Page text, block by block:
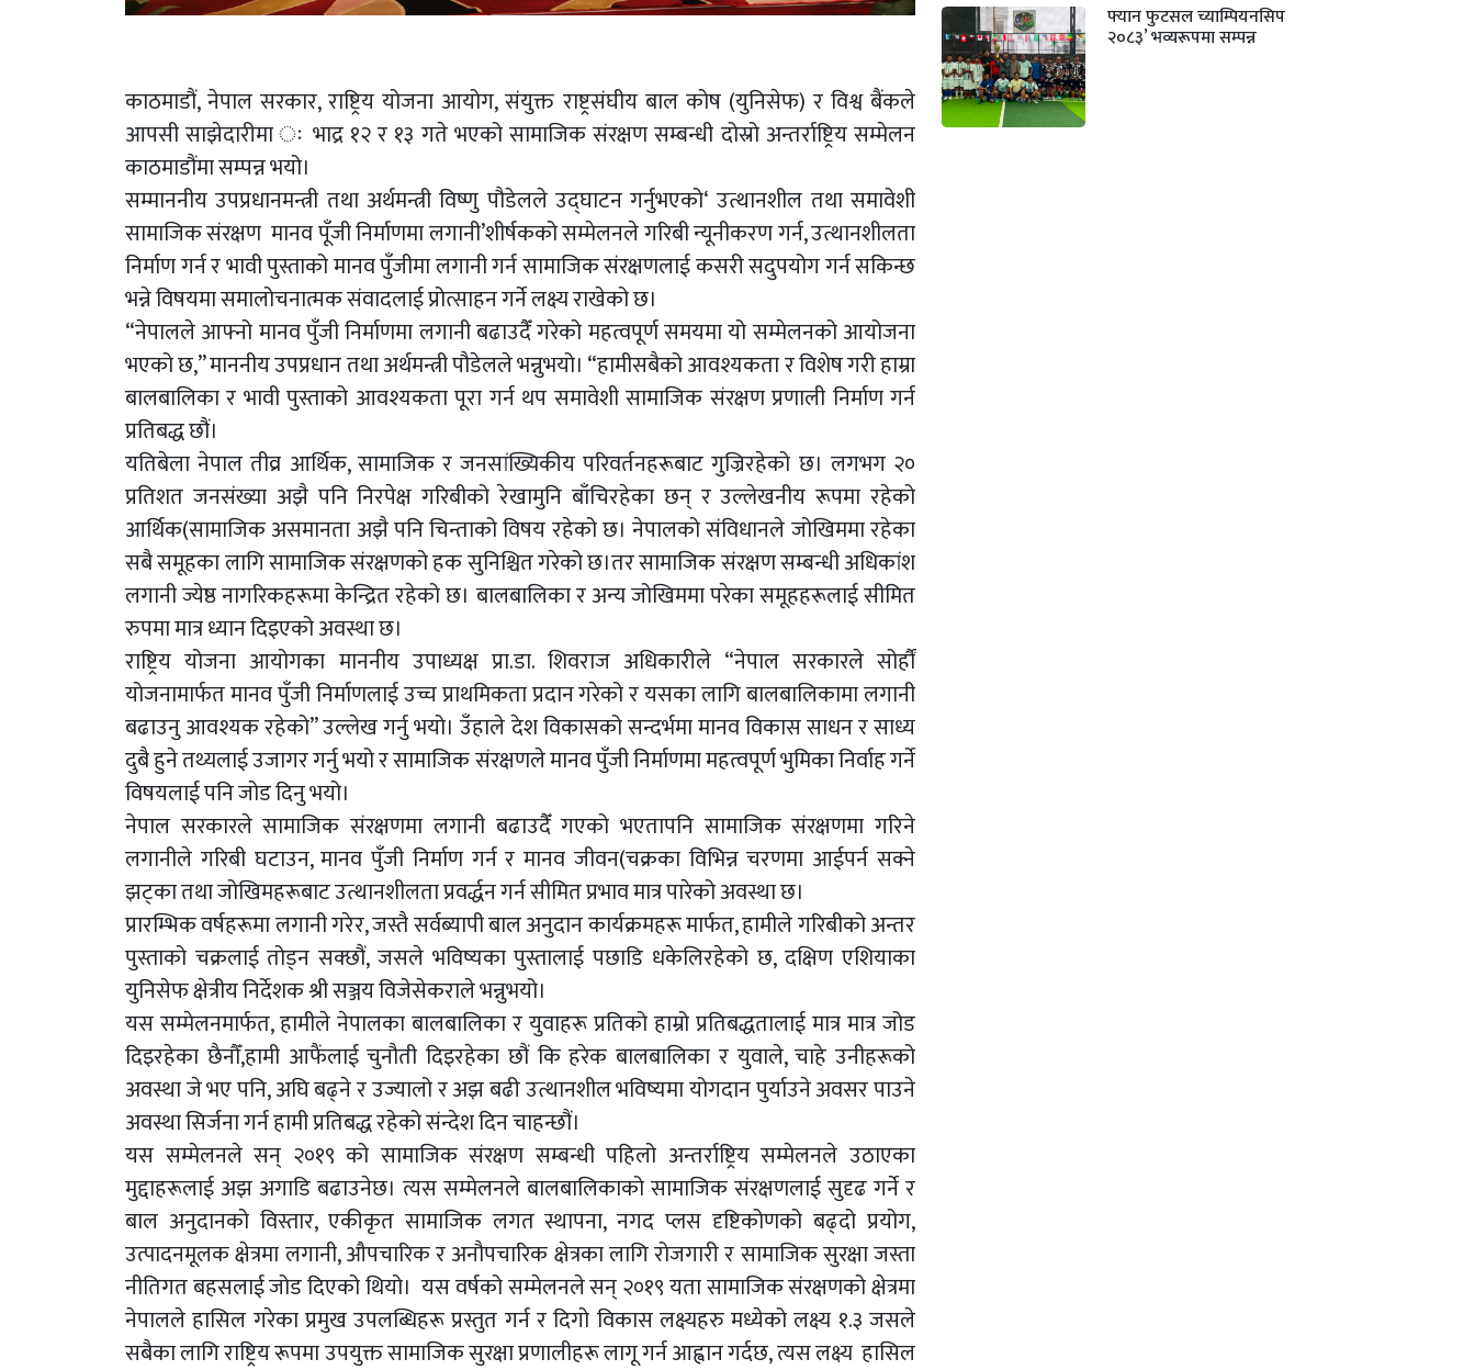
काठमाडौं, नेपाल सरकार, राष्ट्रिय योजना आयोग, संयुक्त राष्ट्रसंघीय बाल कोष (युनिसेफ) र विश्व बैंकले
आपसी साझेदारीमा ः भाद्र १२ र १३ गते भएको सामाजिक संरक्षण सम्बन्धी दोस्रो अन्तर्राष्ट्रिय सम्मेलन
काठमाडौंमा सम्पन्न भयो।
सम्माननीय उपप्रधानमन्त्री तथा अर्थमन्त्री विष्णु पौडेलले उद्घाटन गर्नुभएको‘ उत्थानशील तथा समावेशी
सामाजिक संरक्षण मानव पूँजी निर्माणमा लगानी’शीर्षकको सम्मेलनले गरिबी न्यूनीकरण गर्न, उत्थानशीलता
निर्माण गर्न र भावी पुस्ताको मानव पुँजीमा लगानी गर्न सामाजिक संरक्षणलाई कसरी सदुपयोग गर्न सकिन्छ
भन्ने विषयमा समालोचनात्मक संवादलाई प्रोत्साहन गर्ने लक्ष्य राखेको छ।
“नेपालले आफ्नो मानव पुँजी निर्माणमा लगानी बढाउदैँ गरेको महत्वपूर्ण समयमा यो सम्मेलनको आयोजना
भएको छ,” माननीय उपप्रधान तथा अर्थमन्त्री पौडेलले भन्नुभयो। “हामीसबैको आवश्यकता र विशेष गरी हाम्रा
बालबालिका र भावी पुस्ताको आवश्यकता पूरा गर्न थप समावेशी सामाजिक संरक्षण प्रणाली निर्माण गर्न
प्रतिबद्ध छौं।
यतिबेला नेपाल तीव्र आर्थिक, सामाजिक र जनसांख्यिकीय परिवर्तनहरूबाट गुज्रिरहेको छ। लगभग २०
प्रतिशत जनसंख्या अझै पनि निरपेक्ष गरिबीको रेखामुनि बाँचिरहेका छन् र उल्लेखनीय रूपमा रहेको
आर्थिक(सामाजिक असमानता अझै पनि चिन्ताको विषय रहेको छ। नेपालको संविधानले जोखिममा रहेका
सबै समूहका लागि सामाजिक संरक्षणको हक सुनिश्चित गरेको छ।तर सामाजिक संरक्षण सम्बन्धी अधिकांश
लगानी ज्येष्ठ नागरिकहरूमा केन्द्रित रहेको छ। बालबालिका र अन्य जोखिममा परेका समूहहरूलाई सीमित
रुपमा मात्र ध्यान दिइएको अवस्था छ।
राष्ट्रिय योजना आयोगका माननीय उपाध्यक्ष प्रा.डा. शिवराज अधिकारीले “नेपाल सरकारले सोर्हौं
योजनामार्फत मानव पुँजी निर्माणलाई उच्च प्राथमिकता प्रदान गरेको र यसका लागि बालबालिकामा लगानी
बढाउनु आवश्यक रहेको” उल्लेख गर्नु भयो। उँहाले देश विकासको सन्दर्भमा मानव विकास साधन र साध्य
दुबै हुने तथ्यलाई उजागर गर्नु भयो र सामाजिक संरक्षणले मानव पुँजी निर्माणमा महत्वपूर्ण भुमिका निर्वाह गर्ने
विषयलाई पनि जोड दिनु भयो।
नेपाल सरकारले सामाजिक संरक्षणमा लगानी बढाउदैँ गएको भएतापनि सामाजिक संरक्षणमा गरिने
लगानीले गरिबी घटाउन, मानव पुँजी निर्माण गर्न र मानव जीवन(चक्रका विभिन्न चरणमा आईपर्न सक्ने
झट्का तथा जोखिमहरूबाट उत्थानशीलता प्रवर्द्धन गर्न सीमित प्रभाव मात्र पारेको अवस्था छ।
प्रारम्भिक वर्षहरूमा लगानी गरेर, जस्तै सर्वब्यापी बाल अनुदान कार्यक्रमहरू मार्फत, हामीले गरिबीको अन्तर
पुस्ताको चक्रलाई तोड्न सक्छौं, जसले भविष्यका पुस्तालाई पछाडि धकेलिरहेको छ, दक्षिण एशियाका
युनिसेफ क्षेत्रीय निर्देशक श्री सञ्जय विजेसेकराले भन्नुभयो।
यस सम्मेलनमार्फत, हामीले नेपालका बालबालिका र युवाहरू प्रतिको हाम्रो प्रतिबद्धतालाई मात्र मात्र जोड
दिइरहेका छैनौँ,हामी आफैंलाई चुनौती दिइरहेका छौं कि हरेक बालबालिका र युवाले, चाहे उनीहरूको
अवस्था जे भए पनि, अघि बढ्ने र उज्यालो र अझ बढी उत्थानशील भविष्यमा योगदान पुर्याउने अवसर पाउने
अवस्था सिर्जना गर्न हामी प्रतिबद्ध रहेको संन्देश दिन चाहन्छौं।
यस सम्मेलनले सन् २०१९ को सामाजिक संरक्षण सम्बन्धी पहिलो अन्तर्राष्ट्रिय सम्मेलनले उठाएका
मुद्दाहरूलाई अझ अगाडि बढाउनेछ। त्यस सम्मेलनले बालबालिकाको सामाजिक संरक्षणलाई सुदृढ गर्ने र
बाल अनुदानको विस्तार, एकीकृत सामाजिक लगत स्थापना, नगद प्लस दृष्टिकोणको बढ्दो प्रयोग,
उत्पादनमूलक क्षेत्रमा लगानी, औपचारिक र अनौपचारिक क्षेत्रका लागि रोजगारी र सामाजिक सुरक्षा जस्ता
नीतिगत बहसलाई जोड दिएको थियो। यस वर्षको सम्मेलनले सन् २०१९ यता सामाजिक संरक्षणको क्षेत्रमा
नेपालले हासिल गरेका प्रमुख उपलब्धिहरू प्रस्तुत गर्न र दिगो विकास लक्ष्यहरु मध्येको लक्ष्य १.३ जसले
सबैका लागि राष्ट्रिय रूपमा उपयुक्त सामाजिक सुरक्षा प्रणालीहरू लागू गर्न आह्वान गर्दछ, त्यस लक्ष्य हासिल
फ्यान फुटसल च्याम्पियनसिप
२०८३’ भव्यरूपमा सम्पन्न